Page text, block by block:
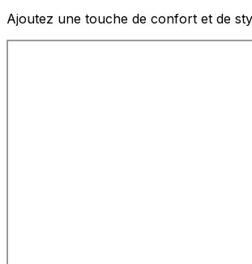
Ajoutez une touche de confort et de